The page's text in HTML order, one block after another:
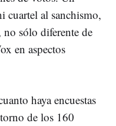
cuartel al sanchismo,
sólo diferente de
en aspectos
haya encuestas
de los 160